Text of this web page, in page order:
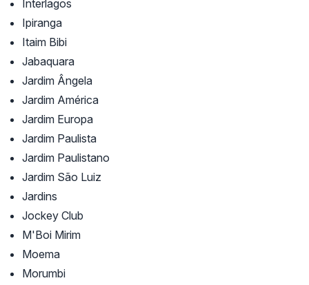
Interlagos
Ipiranga
Itaim Bibi
Jabaquara
Jardim Ângela
Jardim América
Jardim Europa
Jardim Paulista
Jardim Paulistano
Jardim São Luiz
Jardins
Jockey Club
M'Boi Mirim
Moema
Morumbi